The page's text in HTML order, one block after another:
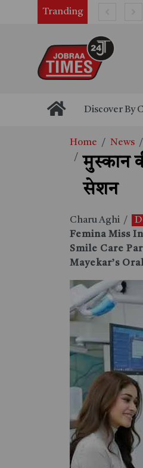
Tranding
Discover By
Home News
मुस्कान
सेशन
Charu Aghi /
Femina Miss
Smile Care
Mayekar’s